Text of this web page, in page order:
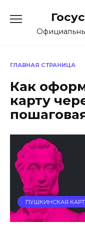
содержанию
ГЛАВНАЯ СТРАНИЦА
Как
карту
ПУШКИНСКАЯ